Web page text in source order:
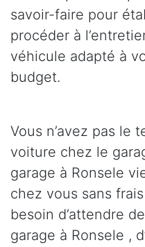
savoir-faire pour
procéder à
véhicule adapté à
budget.
Vous n’avez pas le
voiture chez le
garage à Ronsele
chez vous sans
besoin d’attendre
garage à Ronsele ,